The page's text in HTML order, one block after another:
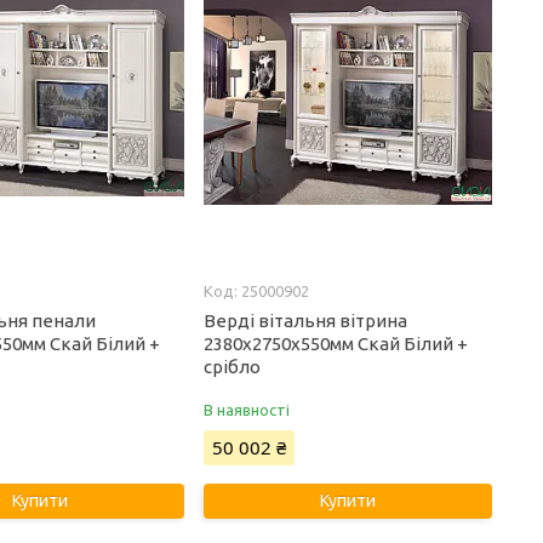
пенали
Скай Білий +
Купити
25000902
Верді вітальня вітрина
2380х2750х550мм Скай Білий +
срібло
В наявності
50 002 ₴
Купити